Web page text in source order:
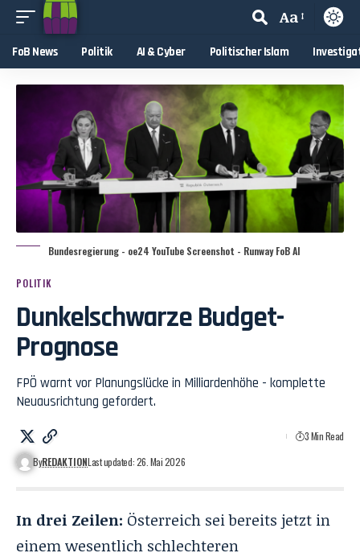
Aa
FoB News Politik AI & Cyber Politischer Islam
Bundesregierung - oe24 YouTube Screenshot - Runway FoB AI
POLITIK
Dunkelschwarze Budget-
Prognose
FPÖ warnt vor Planungslücke in Milliardenhöhe - komplette
Neuausrichtung gefordert.
ByREDAKTIONLast updated: 26. Mai 2026
3 Min Read
In drei Zeilen: Österreich sei bereits jetzt in
einem wesentlich schlechteren